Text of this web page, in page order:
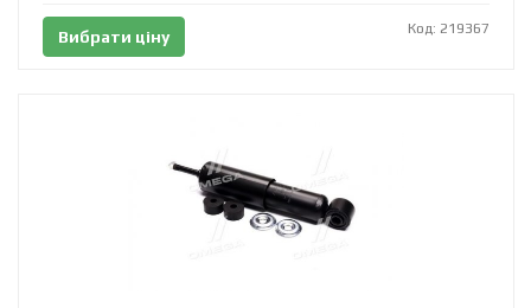
Вибрати ціну Код: 219367